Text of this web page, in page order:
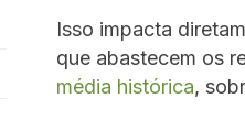
Isso impacta
que abastecem os
média histórica,